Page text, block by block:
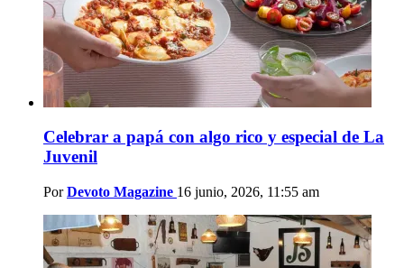
Celebrar a papá con algo rico y especial de La
Juvenil
Por Devoto Magazine 16 junio, 2026, 11:55 am